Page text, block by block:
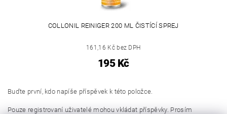
COLLONIL REINIGER 200 ML ČISTÍCÍ SPREJ
161,16 Kč bez DPH
195 Kč
Buďte první, kdo napíše příspěvek k této položce.
Pouze registrovaní uživatelé mohou vkládat příspěvky. Prosím